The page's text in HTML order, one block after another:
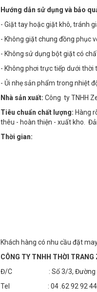
Hướng dẫn sử dụng và bảo
- Giặt tay hoặc giặt khô, tránh
- Không giặt chung đồng phục
- Không sử dụng bột giặt có
- Không phơi trực tiếp dưới thời
- Ủi nhẹ sản phẩm trong nhiệt
Nhà sản xuất: Công ty TNHH
Tiêu chuẩn chất lượng: Hàng
thêu - hoàn thiện - xuất kho.
Thời gian:
Khách hàng có nhu cầu đặt
CÔNG TY TNHH THỜI TRANG
Đ/C : Số 3/3, Đường Ngọc
Tel : 04 .62 92 92 44